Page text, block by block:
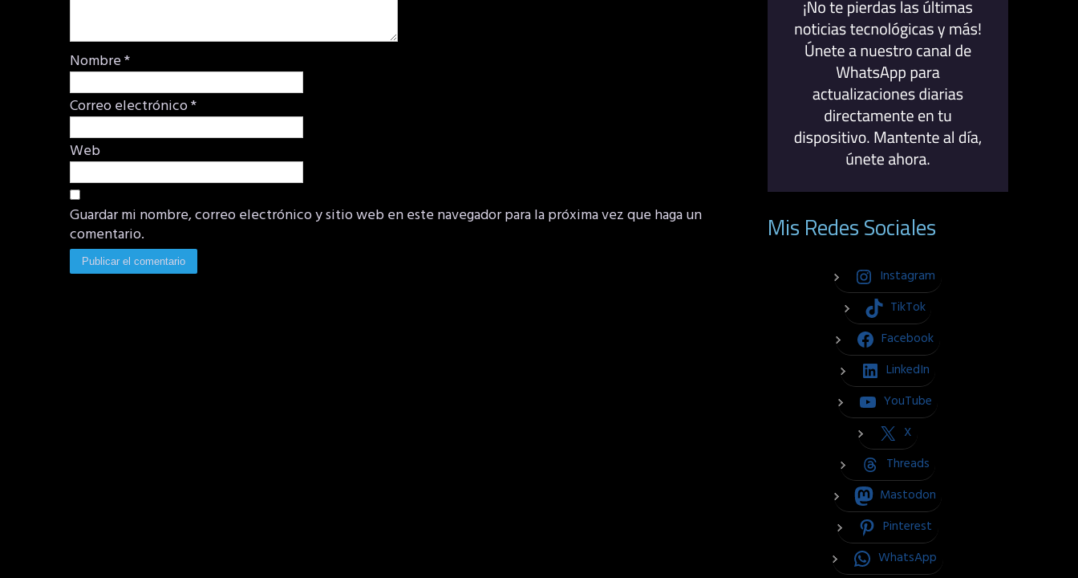
Nombre*
Correo electrónico*
Web
Guardar mi nombre, correo electrónico y sitio web en este navegador para la próxima vez que haga un
comentario.
Mis Redes Sociales
Instagram
TikTok
Facebook
LinkedIn
YouTube
X
Threads
Mastodon
Pinterest
WhatsApp